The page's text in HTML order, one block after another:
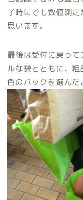
了時にでも数値測
思います。
最後は受付に戻っ
ルな袋とともに、
色のバックを選んだ